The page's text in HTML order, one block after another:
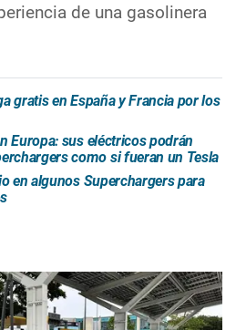
de una gasolinera
gratis en España y Francia por los
Europa: sus eléctricos podrán
como si fueran un Tesla
en algunos Superchargers para